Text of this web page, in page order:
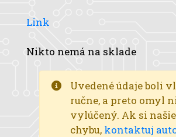
Link
Nikto nemá na sklade
Uvedené údaje boli
ručne, a preto omyl
vylúčený. Ak si
chybu, kontaktuj